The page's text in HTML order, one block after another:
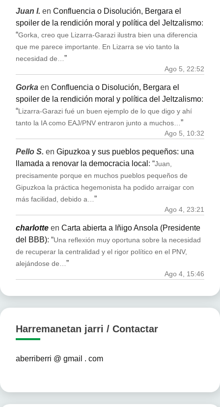
Juan I. en Confluencia o Disolución, Bergara el
spoiler de la rendición moral y política del Jeltzalismo:
“Gorka, creo que Lizarra-Garazi ilustra bien una diferencia
que me parece importante. En Lizarra se vio tanto la
necesidad de…”
Ago 5, 22:52
Gorka en Confluencia o Disolución, Bergara el
spoiler de la rendición moral y política del Jeltzalismo:
“Lizarra-Garazi fué un buen ejemplo de lo que digo y ahí
tanto la IA como EAJ/PNV entraron junto a muchos…”
Ago 5, 10:32
Pello S. en Gipuzkoa y sus pueblos pequeños: una
llamada a renovar la democracia local : “Juan,
precisamente porque en muchos pueblos pequeños de
Gipuzkoa la práctica hegemonista ha podido arraigar con
más facilidad, debido a… ”
Ago 4, 23:21
charlotte en Carta abierta a Iñigo Ansola (Presidente
del BBB): “Una reflexión muy oportuna sobre la necesidad
de recuperar la centralidad y el rigor político en el PNV,
alejándose de… ”
Ago 4, 15:46
Harremanetan jarri / Contactar
aberriberri @ gmail . com